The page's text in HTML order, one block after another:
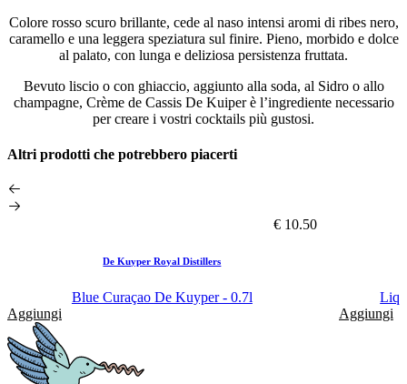
Colore rosso scuro brillante, cede al naso intensi aromi di ribes nero,
caramello e una leggera speziatura sul finire. Pieno, morbido e dolce
al palato, con lunga e deliziosa persistenza fruttata.
Bevuto liscio o con ghiaccio, aggiunto alla soda, al Sidro o allo
champagne, Crème de Cassis De Kuiper è l’ingrediente necessario
per creare i vostri cocktails più gustosi.
Altri prodotti che potrebbero piacerti
€ 10.50
De Kuyper Royal Distillers
Blue Curaçao De Kuyper - 0.7l
Aggiungi
Aggiungi